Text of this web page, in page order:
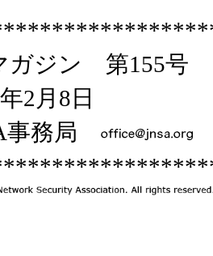
ガジン 第155号
2月8日
事務局